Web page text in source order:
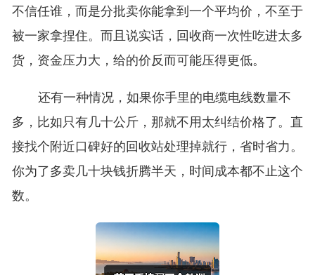
不信任谁，而是分批卖你能拿到一个平均价，不至于
被一家拿捏住。而且说实话，回收商一次性吃进太多
货，资金压力大，给的价反而可能压得更低。
还有一种情况，如果你手里的电缆电线数量不
多，比如只有几十公斤，那就不用太纠结价格了。直
接找个附近口碑好的回收站处理掉就行，省时省力。
你为了多卖几十块钱折腾半天，时间成本都不止这个
数。